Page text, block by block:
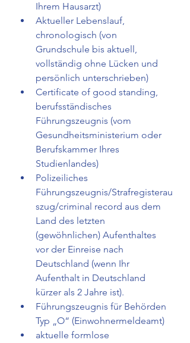
Ihrem Hausarzt)
Aktueller Lebenslauf,
chronologisch (von
Grundschule bis aktuell,
vollständig ohne Lücken und
persönlich unterschrieben)
Certificate of good standing,
berufsständisches
Führungszeugnis (vom
Gesundheitsministerium oder
Berufskammer Ihres
Studienlandes)
Polizeiliches
Führungszeugnis/Strafregisterau
szug/criminal record aus dem
Land des letzten
(gewöhnlichen) Aufenthaltes
vor der Einreise nach
Deutschland (wenn Ihr
Aufenthalt in Deutschland
kürzer als 2 Jahre ist).
Führungszeugnis für Behörden
Typ „O“ (Einwohnermeldeamt)
aktuelle formlose